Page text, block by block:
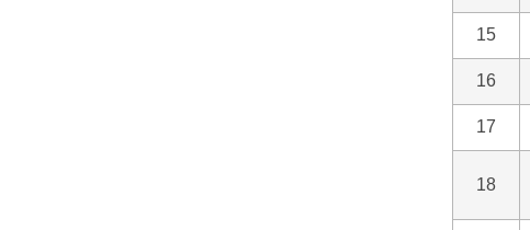
15
16
17
18